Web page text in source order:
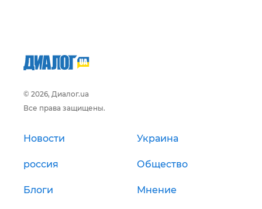
© 2026, Диалог.ua
Все права защищены.
Новости Украина
россия Общество
Блоги Мнение